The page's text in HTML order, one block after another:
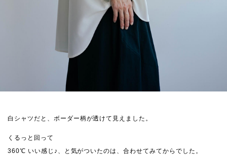
白シャツだと、ボーダー柄が透けて見えました。
くるっと回って
360℃ いい感じ♪、と気がついたのは、合わせてみてからでした。